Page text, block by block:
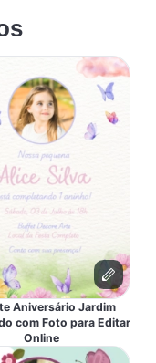
Aniversário Jardim
com Foto para Editar
Online